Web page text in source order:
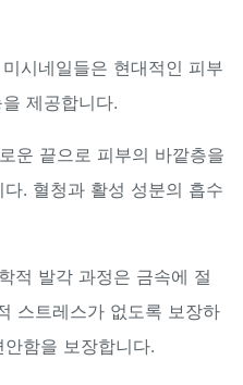
시네일들은 현대적인 피부
제공합니다.
운 끝으로 피부의 바깥층을
. 혈청과 활성 성분의 흡수
적 발각 과정은 금속에 절
스트레스가 없도록 보장하
함을 보장합니다.